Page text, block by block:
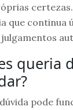
que continua
queria
pode